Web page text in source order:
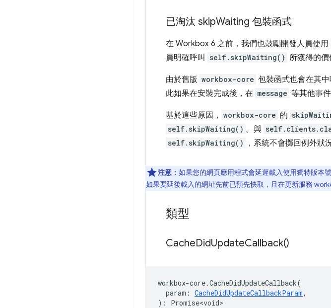
已淘汰 skipWaiting 包裝函式
在 Workbox 6 之前，我們也鼓勵開發人員使用
員明確呼叫
self.skipWaiting() 所獲得的價
由於舊版 workbox-core 包裝函式也會在其中
此如果在安裝完成後，在 message 等其他事
基於這些原因， workbox-core 的
self.skipWaiting() 。與
self.skipWaiting() ，系統不會擲回例外狀
注意： 如果您的網頁應用程式會延遲載入使用獨特版本
如果要延後載入的網址先前已預先快取，且在更新服務
類型
CacheDidUpdateCallback()
workbox-core.CacheDidUpdateCallback(
param : CacheDidUpdateCallbackParam,
) : Promise<void>